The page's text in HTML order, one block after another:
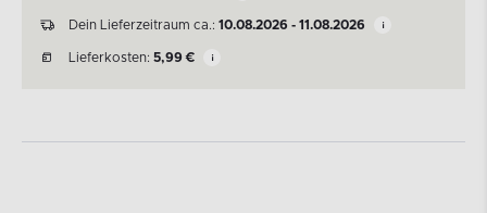
Dein Lieferzeitraum ca.: 10.08.2026 - 11.08.2026
Lieferkosten: 5,99 €